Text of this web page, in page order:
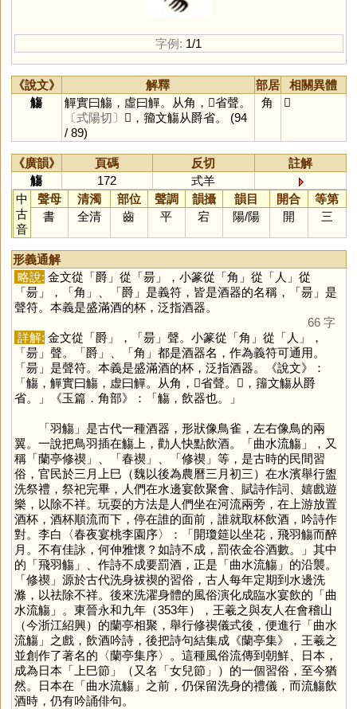
字例: 1/1
《說文》 解釋 部居
相關異體
觴
觶實曰觴，虛曰觶。从角，𥏻省聲。
〔式陽切〕
𣝻，籀文觴从爵省。 (94
/ 89)
角 𣝻
《廣韻》 頁碼 反切
註解
觴
172
式羊
中
古
音
聲母 清濁 部位 聲調 韻攝 韻目 開合
等第
書
全清 齒 平 宕 陽/陽 開 三
形義通解
略說: 金文從「爵」從「昜」，小篆從「角 」從「人 」從
「昜」，「角 」、「爵」是義符，皆是酒器的名稱，「昜」是
聲符。本義是盛滿酒的杯，泛指酒器。
66 字
詳解: 金文從「爵」，「昜」聲。小篆從「角 」從「人 」，
「昜」聲。「爵」、「角 」都是酒器名，作為義符可通用。
「昜」是聲符。本義是盛滿酒的杯，泛指酒器。《說文》：
「觴，觶實曰觴，虚曰觶。从角，𥏻省聲。𣝻，籒文觴从爵
省。」《玉篇．角部》：「觴，飲器也。」
「羽觴」是古代一種酒器，形狀像鳥雀，左右像鳥的兩
翼。一說把鳥羽插在觴上，勸人快點飲酒。「曲水流觴」，又
稱「蘭亭修禊」、「春禊」、「修禊」等，是古時的民間習
俗，官民於三月上巳（魏以後為農曆三月初三）在水濱舉行盥
洗祭禮，祭祀完畢，人們在水邊宴飲聚會、賦詩作詞、嬉戲遊
樂，以除不祥。玩耍的方法是人們坐在河流兩旁，在上游放置
酒杯，酒杯順流而下，停在誰的面前，誰就取杯飲酒，吟詩作
對。李白〈春夜宴桃李園序〉：「開瓊筵以坐花，飛羽觴而醉
月。不有佳詠，何伸雅懷？如詩不成，罰依金谷酒數。」其中
的「飛羽觴」、作詩不成要罰酒，正是「曲水流觴」的沿襲。
「修禊」源於古代洗身祓禊的習俗，古人每年定期到水邊洗
滌，以祛除不祥。後來洗濯身體的風俗演化成臨水宴飲的「曲
水流觴」。東晉永和九年（353年），王羲之與友人在會稽山
（今浙江紹興）的蘭亭相聚，舉行修禊儀式後，便進行「曲水
流觴」之戲，飲酒吟詩，後把詩句結集成《蘭亭集》，王羲之
並創作了著名的〈蘭亭集序〉。這種風俗流傳到朝鮮、日本，
成為日本「上巳節」（又名「女兒節」）的一個習俗，至今猶
然。日本在「曲水流觴」之前，仍保留洗身的禮儀，而流觴飲
酒時，仍有吟誦俳句。